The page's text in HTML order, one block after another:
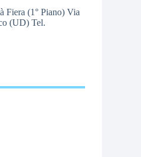
Fiera (1° Piano) Via
(UD) Tel.